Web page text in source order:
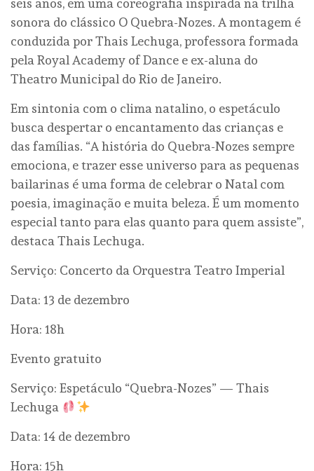
seis anos, em uma coreografia inspirada na trilha
sonora do clássico O Quebra-Nozes. A montagem é
conduzida por Thais Lechuga, professora formada
pela Royal Academy of Dance e ex-aluna do
Theatro Municipal do Rio de Janeiro.
Em sintonia com o clima natalino, o espetáculo
busca despertar o encantamento das crianças e
das famílias. “A história do Quebra-Nozes sempre
emociona, e trazer esse universo para as pequenas
bailarinas é uma forma de celebrar o Natal com
poesia, imaginação e muita beleza. É um momento
especial tanto para elas quanto para quem assiste”,
destaca Thais Lechuga.
Serviço: Concerto da Orquestra Teatro Imperial
Data: 13 de dezembro
Hora: 18h
Evento gratuito
Serviço: Espetáculo “Quebra-Nozes” — Thais
Lechuga
Data: 14 de dezembro
Hora: 15h